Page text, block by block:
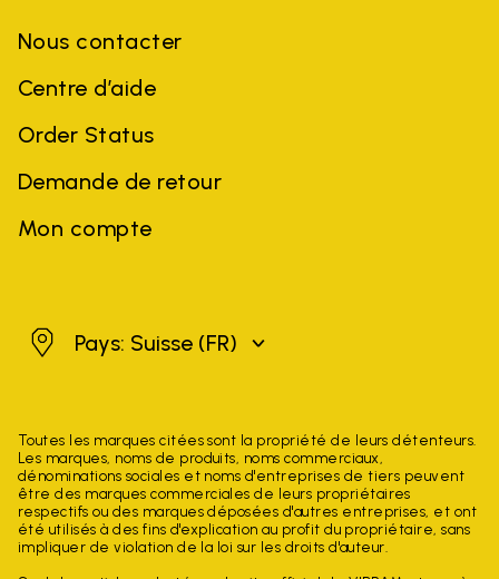
Nous contacter
Centre d’aide
Order Status
Demande de retour
Mon compte
SuissePays: Suisse (FR)
Toutes les marques citées sont la propriété de leurs détenteurs.
Les marques, noms de produits, noms commerciaux,
dénominations sociales et noms d'entreprises de tiers peuvent
être des marques commerciales de leurs propriétaires
respectifs ou des marques déposées d'autres entreprises, et ont
été utilisés à des fins d'explication au profit du propriétaire, sans
impliquer de violation de la loi sur les droits d'auteur.